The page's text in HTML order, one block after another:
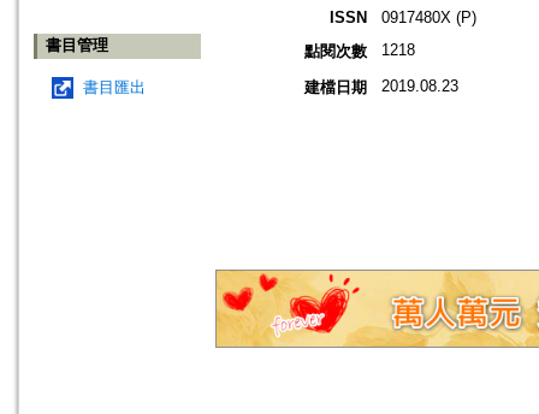
書目管理
書目匯出
ISSN
0917480X (P)
點閱次數
1218
建檔日期 2019.08.23